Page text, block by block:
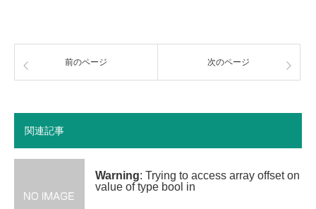
前のページ 次のページ
関連記事
Warning: Trying to access array offset on
value of type bool in